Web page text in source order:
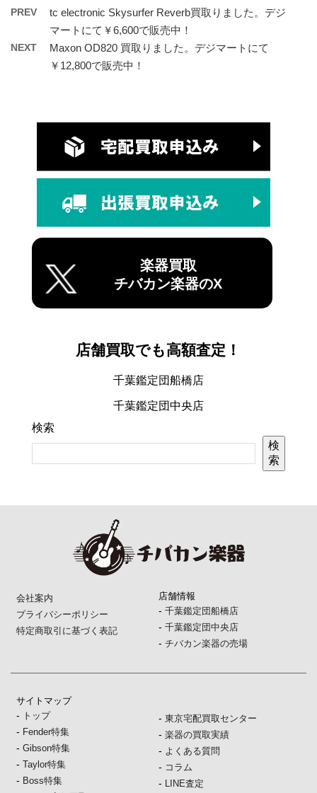
PREV
tc electronic Skysurfer Reverb買取りました。デジ
マートにて￥6,600で販売中！
NEXT
Maxon OD820 買取りました。デジマートにて
￥12,800で販売中！
楽器買取
チバカン楽器のX
店舗買取でも高額査定！
千葉鑑定団船橋店
千葉鑑定団中央店
検索
検
索
会社案内
プライバシーポリシー
特定商取引に基づく表記
店舗情報
- 千葉鑑定団船橋店
- 千葉鑑定団中央店
- チバカン楽器の売場
サイトマップ
- トップ
- Fender特集
-Gibson特集
-Taylor特集
- Boss特集
- 東京宅配買取センター
- 楽器の買取実績
- よくある質問
- コラム
- LINE査定